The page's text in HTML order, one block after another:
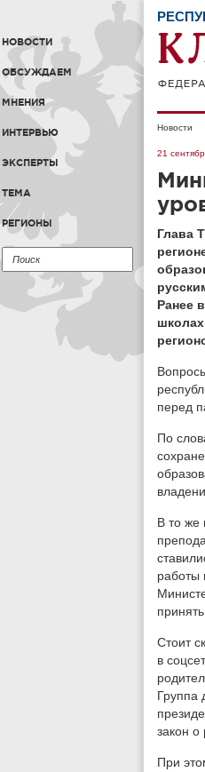
НОВОСТИ
ОБСУЖДАЕМ
МНЕНИЯ
ИНТЕРВЬЮ
ЭКСПЕРТЫ
ТЕМА
РЕГИОНЫ
Новости
21
Глава
Ранее
перед
По
В то же
работы
Стоит
в
Группа
закон о
При